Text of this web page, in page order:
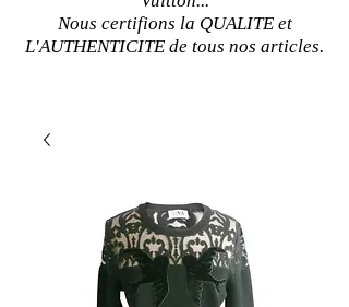
Nous certifions la QUALITE et
L'AUTHENTICITE de tous nos articles.